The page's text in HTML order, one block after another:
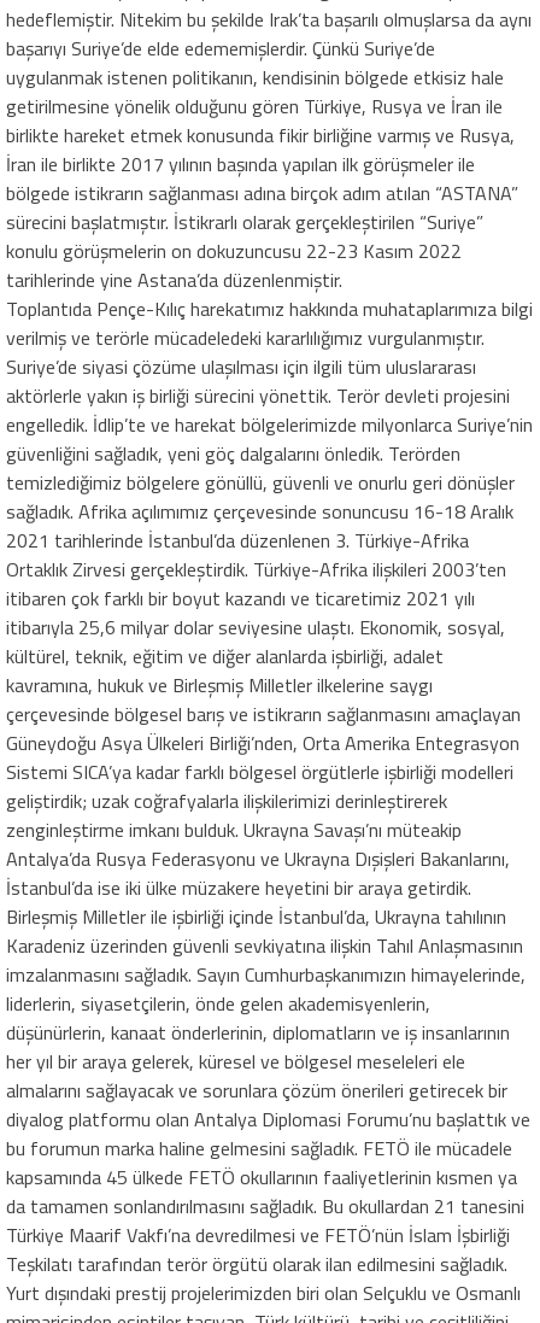
hedeflemiştir. Nitekim bu şekilde Irak’ta başarılı olmuşlarsa da aynı
başarıyı Suriye’de elde edememişlerdir. Çünkü Suriye’de
uygulanmak istenen politikanın, kendisinin bölgede etkisiz hale
getirilmesine yönelik olduğunu gören Türkiye, Rusya ve İran ile
birlikte hareket etmek konusunda fikir birliğine varmış ve Rusya,
İran ile birlikte 2017 yılının başında yapılan ilk görüşmeler ile
bölgede istikrarın sağlanması adına birçok adım atılan “ASTANA”
sürecini başlatmıştır. İstikrarlı olarak gerçekleştirilen “Suriye”
konulu görüşmelerin on dokuzuncusu 22-23 Kasım 2022
tarihlerinde yine Astana’da düzenlenmiştir.
Toplantıda Pençe-Kılıç harekatımız hakkında muhataplarımıza bilgi
verilmiş ve terörle mücadeledeki kararlılığımız vurgulanmıştır.
Suriye’de siyasi çözüme ulaşılması için ilgili tüm uluslararası
aktörlerle yakın iş birliği sürecini yönettik. Terör devleti projesini
engelledik. İdlip’te ve harekat bölgelerimizde milyonlarca Suriye’nin
güvenliğini sağladık, yeni göç dalgalarını önledik. Terörden
temizlediğimiz bölgelere gönüllü, güvenli ve onurlu geri dönüşler
sağladık. Afrika açılımımız çerçevesinde sonuncusu 16-18 Aralık
2021 tarihlerinde İstanbul’da düzenlenen 3. Türkiye-Afrika
Ortaklık Zirvesi gerçekleştirdik. Türkiye-Afrika ilişkileri 2003’ten
itibaren çok farklı bir boyut kazandı ve ticaretimiz 2021 yılı
itibarıyla 25,6 milyar dolar seviyesine ulaştı. Ekonomik, sosyal,
kültürel, teknik, eğitim ve diğer alanlarda işbirliği, adalet
kavramına, hukuk ve Birleşmiş Milletler ilkelerine saygı
çerçevesinde bölgesel barış ve istikrarın sağlanmasını amaçlayan
Güneydoğu Asya Ülkeleri Birliği’nden, Orta Amerika Entegrasyon
Sistemi SICA’ya kadar farklı bölgesel örgütlerle işbirliği modelleri
geliştirdik; uzak coğrafyalarla ilişkilerimizi derinleştirerek
zenginleştirme imkanı bulduk. Ukrayna Savaşı’nı müteakip
Antalya’da Rusya Federasyonu ve Ukrayna Dışişleri Bakanlarını,
İstanbul’da ise iki ülke müzakere heyetini bir araya getirdik.
Birleşmiş Milletler ile işbirliği içinde İstanbul’da, Ukrayna tahılının
Karadeniz üzerinden güvenli sevkiyatına ilişkin Tahıl Anlaşmasının
imzalanmasını sağladık. Sayın Cumhurbaşkanımızın himayelerinde,
liderlerin, siyasetçilerin, önde gelen akademisyenlerin,
düşünürlerin, kanaat önderlerinin, diplomatların ve iş insanlarının
her yıl bir araya gelerek, küresel ve bölgesel meseleleri ele
almalarını sağlayacak ve sorunlara çözüm önerileri getirecek bir
diyalog platformu olan Antalya Diplomasi Forumu’nu başlattık ve
bu forumun marka haline gelmesini sağladık. FETÖ ile mücadele
kapsamında 45 ülkede FETÖ okullarının faaliyetlerinin kısmen ya
da tamamen sonlandırılmasını sağladık. Bu okullardan 21 tanesini
Türkiye Maarif Vakfı’na devredilmesi ve FETÖ’nün İslam İşbirliği
Teşkilatı tarafından terör örgütü olarak ilan edilmesini sağladık.
Yurt dışındaki prestij projelerimizden biri olan Selçuklu ve Osmanlı